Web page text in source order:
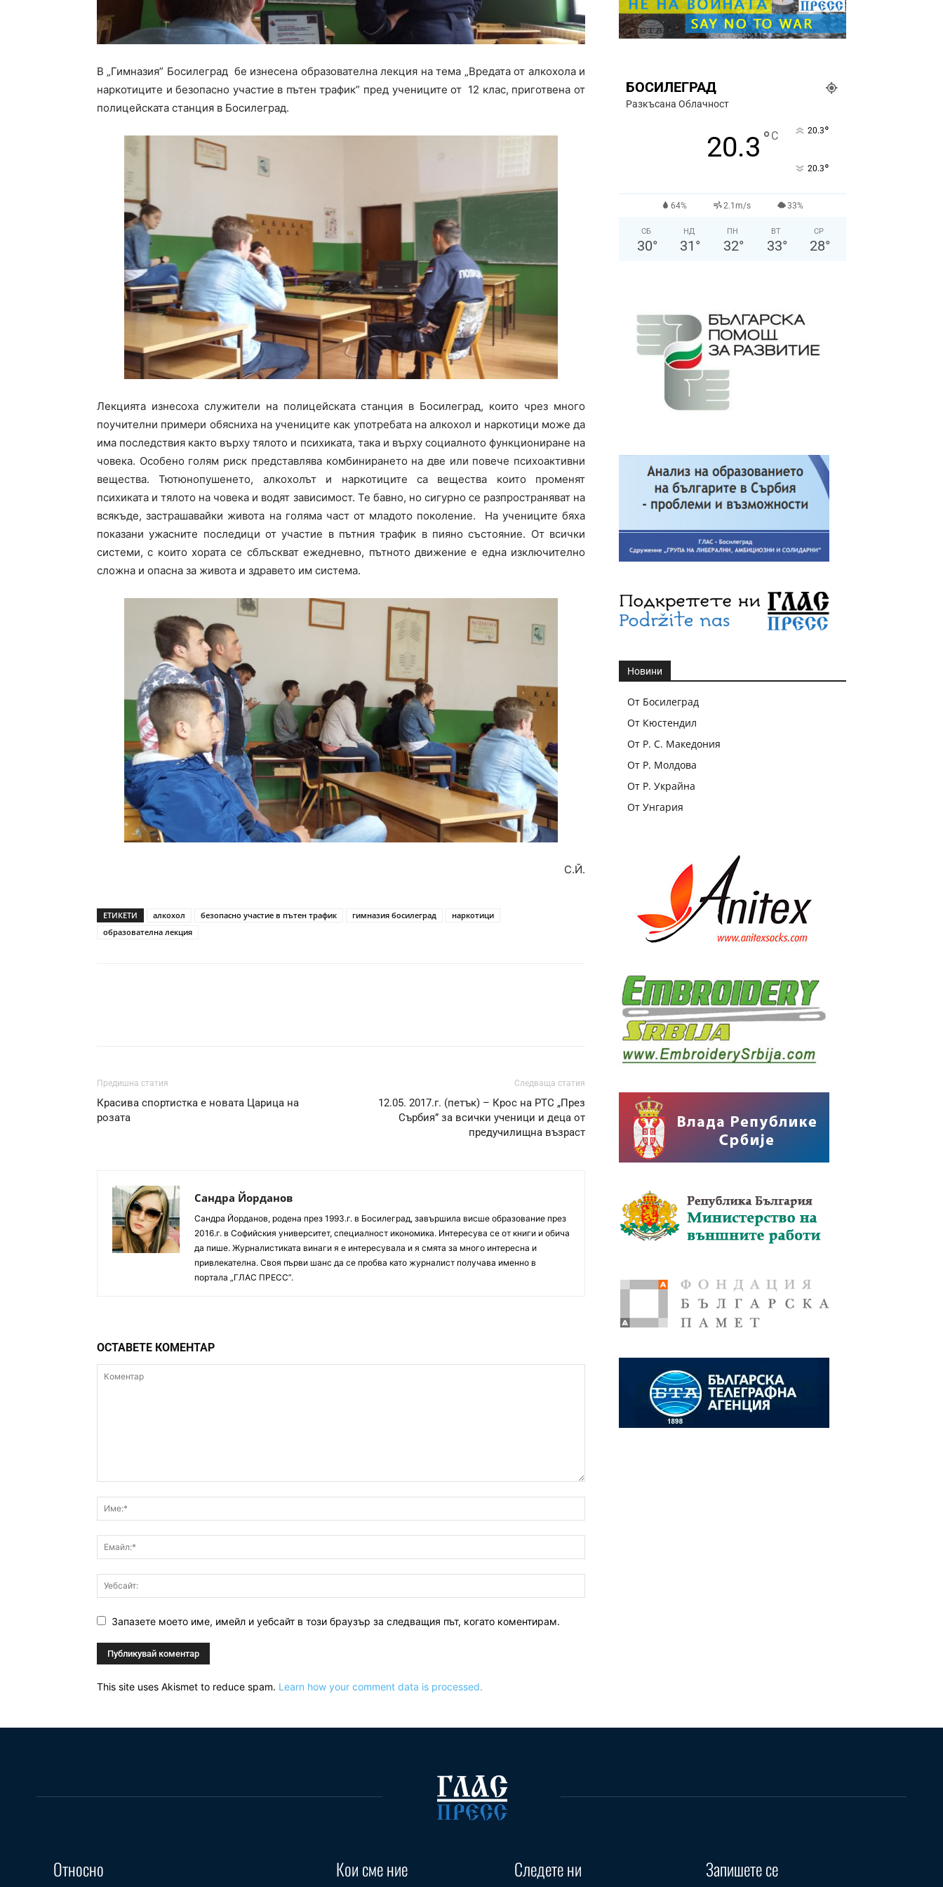
В „Гимназия” Босилеград бе изнесена образователна лекция на тема „Вредата от алкохола и
наркотиците и безопасно участие в пътен трафик” пред учениците от 12 клас, приготвена от
полицейската станция в Босилеград.
Лекцията изнесоха служители на полицейската станция в Босилеград, които чрез много
поучителни примери обясниха на учениците как употребата на алкохол и наркотици може да
има последствия както върху тялото и психиката, така и върху социалното функциониране на
човека. Особено голям риск представлява комбинирането на две или повече психоактивни
вещества. Тютюнопушенето, алкохолът и наркотиците са вещества които променят
психиката и тялото на човека и водят зависимост. Те бавно, но сигурно се разпространяват на
всякъде, застрашавайки живота на голяма част от младото поколение. На учениците бяха
показани ужасните последици от участие в пътния трафик в пияно състояние. От всички
системи, с които хората се сблъскват ежедневно, пътното движение е една изключително
сложна и опасна за живота и здравето им система.
С.Й.
ЕТИКЕТИ алкохол безопасно участие в пътен трафик гимназия босилеград
наркотици
образователна лекция
Предишна статия
Красива спортистка е новата Царица на
розата
Следваща статия
12.05. 2017.г. (петък) – Крос на РТС „През
Сърбия” за всички ученици и деца от
предучилищна възраст
Сандра Йорданов
Сандра Йорданов, родена през 1993.г. в Босилеград, завършила висше образование през
2016.г. в Софийския университет, специалност икономика. Интересува се от книги и обича
да пише. Журналистиката винаги я е интересувала и я смята за много интересна и
привлекателна. Своя първи шанс да се пробва като журналист получава именно в
портала „ГЛАС ПРЕСС”.
ОСТАВЕТЕ КОМЕНТАР
Запазете моето име, имейл и уебсайт в този браузър за следващия път, когато коментирам.
This site uses Akismet to reduce spam. Learn how your comment data is processed.
БОСИЛЕГРАД
Разкъсана Облачност
20.3 °C 20.3°
20.3°
64% 2.1m/s 33%
СБ
30°
НД
31 °
ПН
32°
ВТ
33°
СР
28°
Новини
От Босилеград
От Кюстендил
От Р. С. Македония
От Р. Молдова
От Р. Украйна
От Унгария
Относно Кои сме ние Следете ни Запишете се